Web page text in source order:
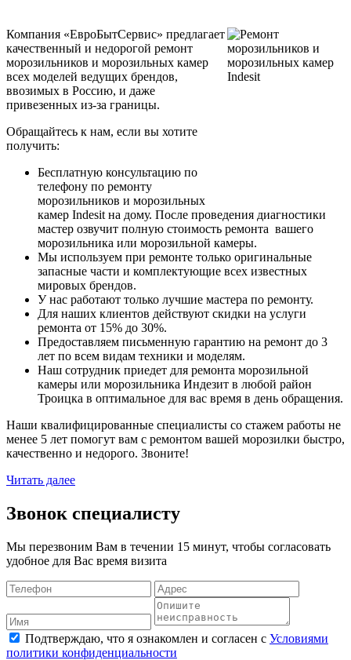
Компания «ЕвроБытСервис» предлагает
качественный и недорогой ремонт
морозильников и морозильных камер
всех моделей ведущих брендов,
ввозимых в Россию, и даже
привезенных из-за границы.
Обращайтесь к нам, если вы хотите
получить:
Бесплатную консультацию по
телефону по ремонту
морозильников и морозильных
камер Indesit на дому. После проведения диагностики
мастер озвучит полную стоимость ремонта вашего
морозильника или морозильной камеры.
Мы используем при ремонте только оригинальные
запасные части и комплектующие всех известных
мировых брендов.
У нас работают только лучшие мастера по ремонту.
Для наших клиентов действуют скидки на услуги
ремонта от 15% до 30%.
Предоставляем письменную гарантию на ремонт до 3
лет по всем видам техники и моделям.
Наш сотрудник приедет для ремонта морозильной
камеры или морозильника Индезит в любой район
Троицка в оптимальное для вас время в день обращения.
Наши квалифицированные специалисты со стажем работы не
менее 5 лет помогут вам с ремонтом вашей морозилки быстро,
качественно и недорого. Звоните!
Читать далее
Звонок специалисту
Мы перезвоним Вам в течении 15 минут, чтобы согласовать
удобное для Вас время визита
Подтверждаю, что я ознакомлен и согласен с Условиями
политики конфиденциальности